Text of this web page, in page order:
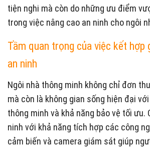
tiện nghi mà còn do những ưu điểm
trong việc nâng cao an ninh cho ngôi
Tầm quan trọng của việc kết hợp
an ninh
Ngôi nhà thông minh không chỉ đơn
mà còn là không gian sống hiện đại
thông minh và khả năng bảo vệ tối ưu.
ninh với khả năng tích hợp các công
cảm biến và camera giám sát giúp